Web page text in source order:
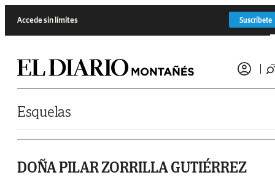
Accede sin límites Suscríbete
Esquelas
DOÑA PILAR ZORRILLA GUTIÉRREZ